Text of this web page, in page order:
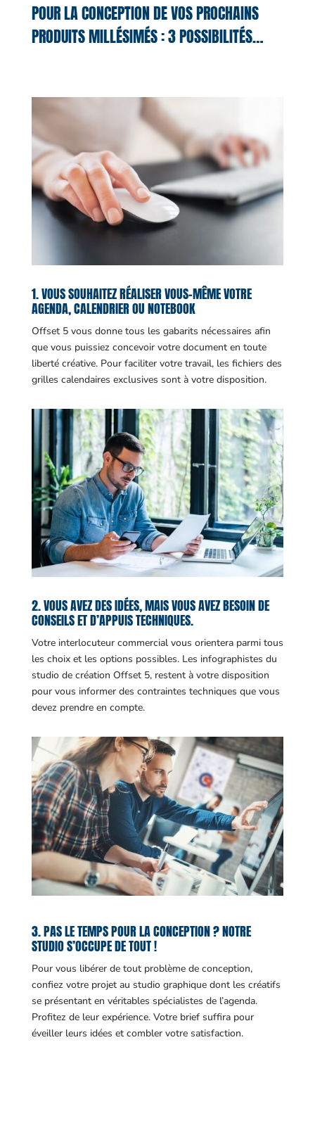
POUR LA CONCEPTION DE VOS PROCHAINS
PRODUITS MILLÉSIMÉS : 3 POSSIBILITÉS…
1. VOUS SOUHAITEZ RÉALISER VOUS-MÊME VOTRE
AGENDA, CALENDRIER OU NOTEBOOK
Offset 5 vous donne tous les gabarits nécessaires afin
que vous puissiez concevoir votre document en toute
liberté créative. Pour faciliter votre travail, les fichiers des
grilles calendaires exclusives sont à votre disposition.
2. VOUS AVEZ DES IDÉES, MAIS VOUS AVEZ BESOIN DE
CONSEILS ET D’APPUIS TECHNIQUES.
Votre interlocuteur commercial vous orientera parmi tous
les choix et les options possibles. Les infographistes du
studio de création Offset 5, restent à votre disposition
pour vous informer des contraintes techniques que vous
devez prendre en compte.
3. PAS LE TEMPS POUR LA CONCEPTION ? NOTRE
STUDIO S’OCCUPE DE TOUT !
Pour vous libérer de tout problème de conception,
confiez votre projet au studio graphique dont les créatifs
se présentant en véritables spécialistes de l’agenda.
Profitez de leur expérience. Votre brief suffira pour
éveiller leurs idées et combler votre satisfaction.